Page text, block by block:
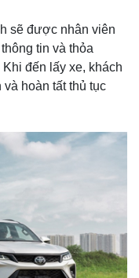
sẽ được nhân viên
tin và thỏa
đến lấy xe, khách
hoàn tất thủ tục